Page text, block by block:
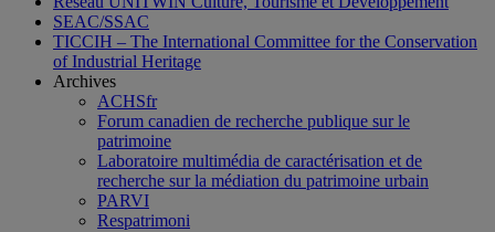
SEAC/SSAC
TICCIH – The International Committee for the Conservation
of Industrial Heritage
Archives
ACHSfr
Forum canadien de recherche publique sur le
patrimoine
Laboratoire multimédia de caractérisation et de
recherche sur la médiation du patrimoine urbain
PARVI
Respatrimoni